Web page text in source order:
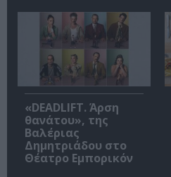
«DEADLIFT. Άρση
θανάτου», της
Βαλέριας
Δημητριάδου στο
Θέατρο Εμπορικόν